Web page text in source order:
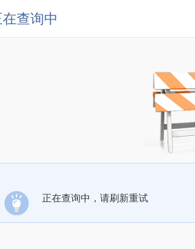
在查询中
正在查询中，请刷新重试